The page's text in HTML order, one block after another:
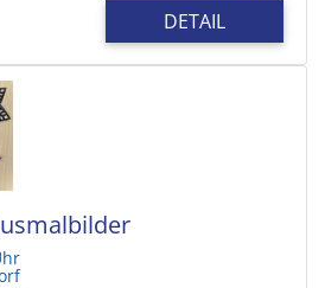
DETAIL